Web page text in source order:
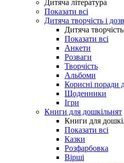
Дитяча література
Показати всі
Дитяча творчість і
Дитяча творчість
Показати всі
Анкети
Розваги
Творчість
Альбоми
Корисні поради
Щоденники
Ігри
Книги для дошкільнят
Книги для
Показати всі
Казки
Розфарбовка
Вірші